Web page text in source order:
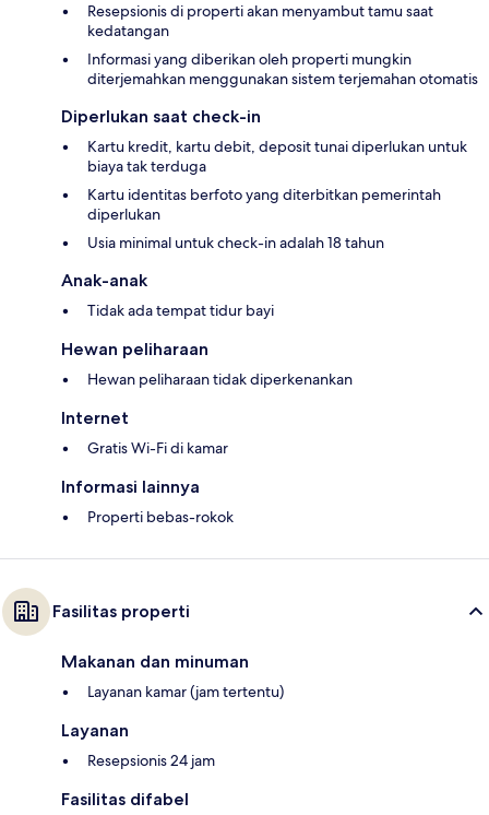
Resepsionis di properti akan menyambut tamu saat
kedatangan
Informasi yang diberikan oleh properti mungkin
diterjemahkan menggunakan sistem terjemahan otomatis
Diperlukan saat check-in
Kartu kredit, kartu debit, deposit tunai diperlukan untuk
biaya tak terduga
Kartu identitas berfoto yang diterbitkan pemerintah
diperlukan
Usia minimal untuk check-in adalah 18 tahun
Anak-anak
Tidak ada tempat tidur bayi
Hewan peliharaan
Hewan peliharaan tidak diperkenankan
Internet
Gratis Wi-Fi di kamar
Informasi lainnya
Properti bebas-rokok
Fasilitas properti
Makanan dan minuman
Layanan kamar (jam tertentu)
Layanan
Resepsionis 24 jam
Fasilitas difabel